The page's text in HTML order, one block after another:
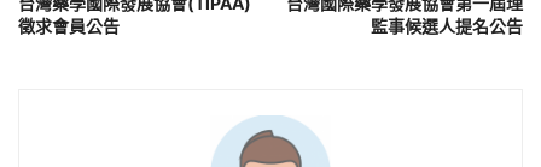
徵求會員公告
監事候選人提名公告